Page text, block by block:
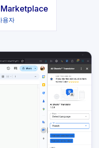
용자